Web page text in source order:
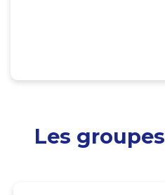
Les groupes